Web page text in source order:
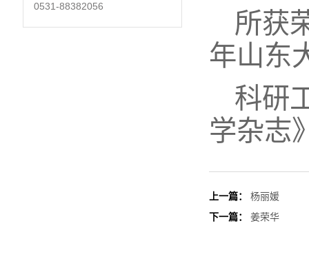
0531-88382056
所获
年山东
科研
学杂志
上一篇：
杨丽媛
下一篇：
姜荣华